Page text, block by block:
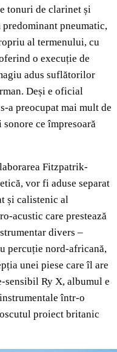
tonuri de clarinet și
pneumatic,
al termenului, cu
o execuție de
adus suflătorilor
Deși e oficial
a preocupat mai mult de
ce împresoară
Fitzpatrik-
vor fi aduse separat
și calistenic al
acustic care prestează
divers –
percuție nord-africană,
unei piese care îl are
Ry X, albumul e
într-o
proiect britanic